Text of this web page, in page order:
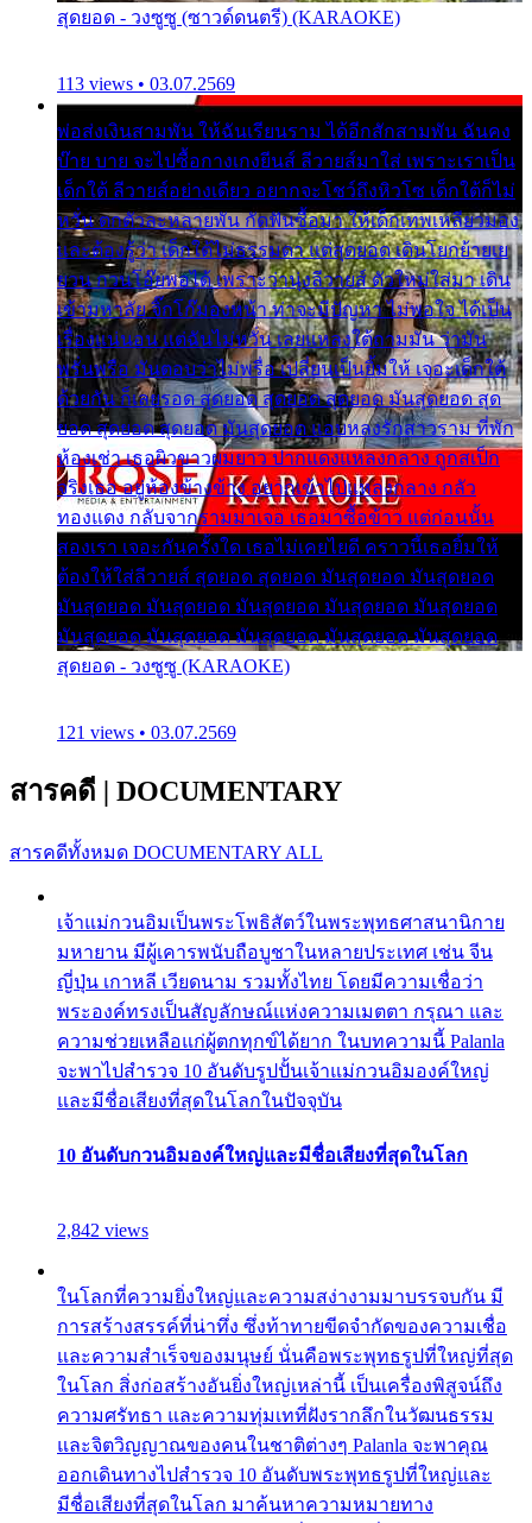
สุดยอด - วงซูซู (ซาวด์ดนตรี) (KARAOKE)
113 views • 03.07.2569
พ่อส่งเงินสามพัน ให้ฉันเรียนราม ได้อีกสักสามพัน ฉันคง
บ๊าย บาย จะไปซื้อกางเกงยีนส์ ลีวายส์มาใส่ เพราะเราเป็น
เด็กใต้ ลีวายส์อย่างเดียว อยากจะโชว์ถึงหิวโซ เด็กใต้ก็ไม่
หวั่น ตกตัวละหลายพัน กัดฟันซื้อมา ให้เด็กเทพเหลียวมอง
และต้องรู้ว่า เด็กใต้ไม่ธรรมดา แต่สุดยอด เดินโยกย้ายเย
ยวน กวนโอ๊ยพอได้ เพราะว่านุ่งลีวายส์ ตัวใหม่ใส่มา เดิน
เข้ามหาลัย จิ๊กโก๊มองหน้า ท่าจะมีปัญหา ไม่พอใจ ได้เป็น
เรื่องแน่นอน แต่ฉันไม่หวั่น เลยแหลงใต้ถามมัน ว่ามัน
พรั่นพรือ มันตอบว่าไม่พรื่อ เปลี่ยนเป็นยิ้มให้ เจอะเด็กใต้
ด้วยกัน ก็เลยรอด สุดยอด สุดยอด สุดยอด มันสุดยอด สุด
ยอด สุดยอด สุดยอด มันสุดยอด แอบหลงรักสาวราม ที่พัก
ห้องเช่า เธอผิวขาวผมยาว ปากแดงแหลงกลาง ถูกสเป็ก
จริงเธอ อยู่ห้องข้างข้าง อยากเข้าไปแหลงกลาง กลัว
ทองแดง กลับจากรามมาเจอ เธอมาซื้อข้าว แต่ก่อนนั้น
สองเรา เจอะกันครั้งใด เธอไม่เคยไยดี คราวนี้เธอยิ้มให้
ต้องให้ใส่ลีวายส์ สุดยอด สุดยอด มันสุดยอด มันสุดยอด
มันสุดยอด มันสุดยอด มันสุดยอด มันสุดยอด มันสุดยอด
มันสุดยอด มันสุดยอด มันสุดยอด มันสุดยอด มันสุดยอด
สุดยอด - วงซูซู (KARAOKE)
121 views • 03.07.2569
สารคดี | DOCUMENTARY
สารคดีทั้งหมด DOCUMENTARY ALL
เจ้าแม่กวนอิมเป็นพระโพธิสัตว์ในพระพุทธศาสนานิกาย
มหายาน มีผู้เคารพนับถือบูชาในหลายประเทศ เช่น จีน
ญี่ปุ่น เกาหลี เวียดนาม รวมทั้งไทย โดยมีความเชื่อว่า
พระองค์ทรงเป็นสัญลักษณ์แห่งความเมตตา กรุณา และ
ความช่วยเหลือแก่ผู้ตกทุกข์ได้ยาก ในบทความนี้ Palanla
จะพาไปสำรวจ 10 อันดับรูปปั้นเจ้าแม่กวนอิมองค์ใหญ่
และมีชื่อเสียงที่สุดในโลกในปัจจุบัน
10 อันดับกวนอิมองค์ใหญ่และมีชื่อเสียงที่สุดในโลก
2,842 views
ในโลกที่ความยิ่งใหญ่และความสง่างามมาบรรจบกัน มี
การสร้างสรรค์ที่น่าทึ่ง ซึ่งท้าทายขีดจำกัดของความเชื่อ
และความสำเร็จของมนุษย์ นั่นคือพระพุทธรูปที่ใหญ่ที่สุด
ในโลก สิ่งก่อสร้างอันยิ่งใหญ่เหล่านี้ เป็นเครื่องพิสูจน์ถึง
ความศรัทธา และความทุ่มเทที่ฝังรากลึกในวัฒนธรรม
และจิตวิญญาณของคนในชาติต่างๆ Palanla จะพาคุณ
ออกเดินทางไปสำรวจ 10 อันดับพระพุทธรูปที่ใหญ่และ
มีชื่อเสียงที่สุดในโลก มาค้นหาความหมายทาง